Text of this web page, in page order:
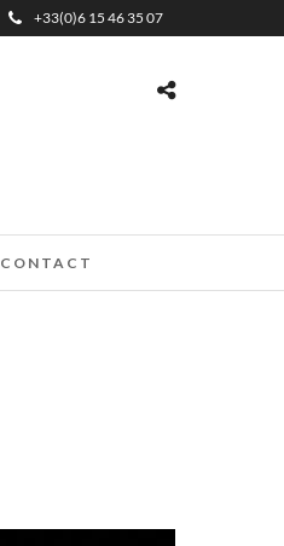
+33(0)6 15 46 35 07
CONTACT